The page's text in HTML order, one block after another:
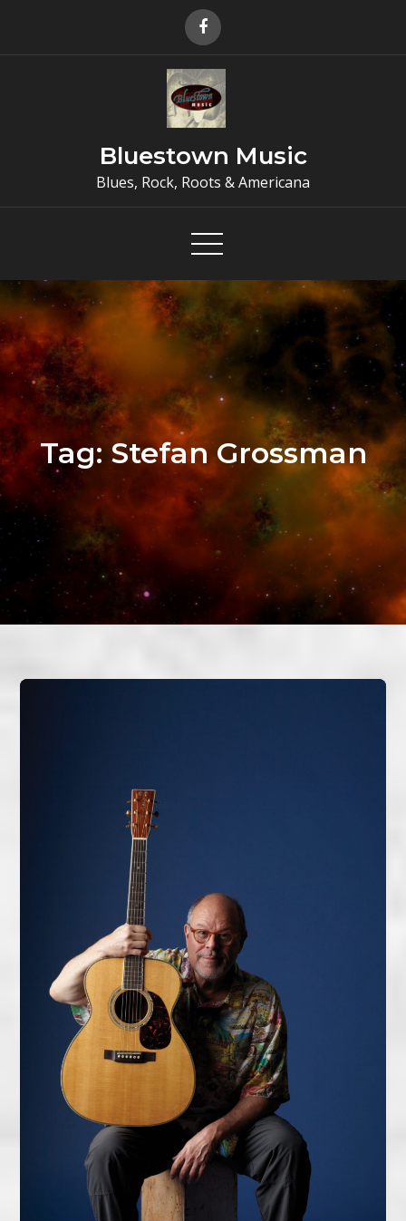
Bluestown Music
Blues, Rock, Roots & Americana
Tag:Stefan Grossman